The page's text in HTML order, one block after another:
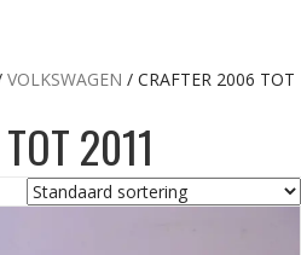
VOLKSWAGEN / CRAFTER 2006 TOT
2011